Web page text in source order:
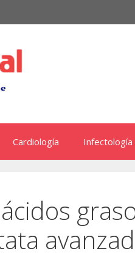
Cardiología Infectología